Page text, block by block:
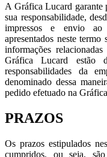
A Gráfica Lucard garante
sua responsabilidade,
impressos e envio ao
apresentados neste termo
informações
Gráfica Lucard estão
responsabilidades da
denominado dessa
pedido efetuado na
PRAZOS
Os prazos estipulados
cumpridos, ou seja,